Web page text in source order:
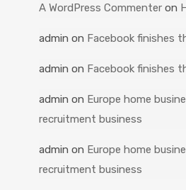
A WordPress Commenter on
admin on Facebook finishes
admin on Facebook finishes
admin on Europe home
recruitment business
admin on Europe home
recruitment business